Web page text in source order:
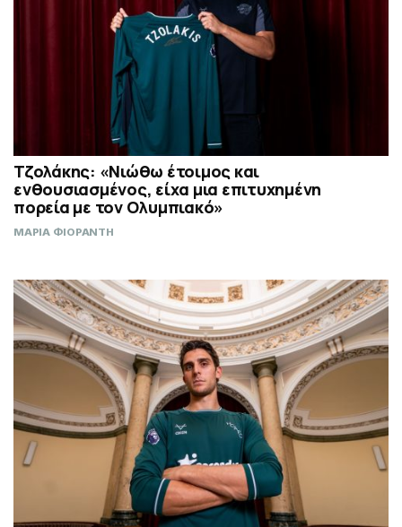
Τζολάκης: «Νιώθω έτοιμος και
ενθουσιασμένος, είχα μια επιτυχημένη
πορεία με τον Ολυμπιακό»
ΜΑΡΙΑ ΦΙΟΡΑΝΤΗ